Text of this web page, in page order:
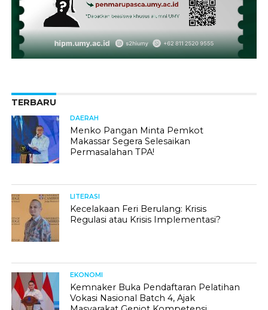
TERBARU
DAERAH
Menko Pangan Minta Pemkot
Makassar Segera Selesaikan
Permasalahan TPA!
LITERASI
Kecelakaan Feri Berulang: Krisis
Regulasi atau Krisis Implementasi?
EKONOMI
Kemnaker Buka Pendaftaran Pelatihan
Vokasi Nasional Batch 4, Ajak